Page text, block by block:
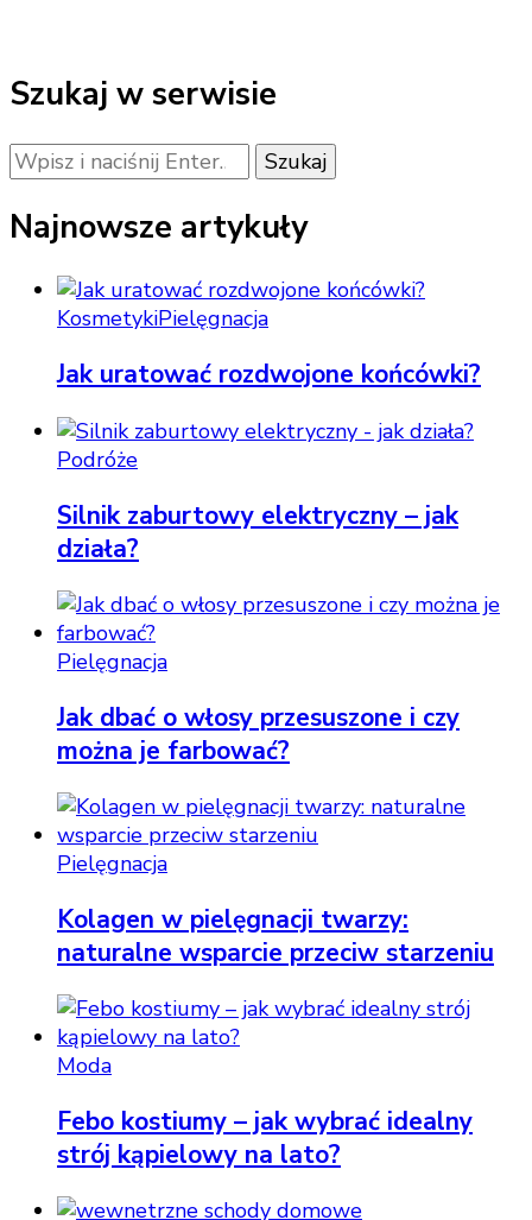
Szukaj w serwisie
Szukasz
czegoś?
Najnowsze artykuły
KosmetykiPielęgnacja
Jak uratować rozdwojone końcówki?
Podróże
Silnik zaburtowy elektryczny – jak
działa?
Pielęgnacja
Jak dbać o włosy przesuszone i czy
można je farbować?
Pielęgnacja
Kolagen w pielęgnacji twarzy:
naturalne wsparcie przeciw starzeniu
Moda
Febo kostiumy – jak wybrać idealny
strój kąpielowy na lato?